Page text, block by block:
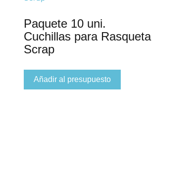
Paquete 10 uni.
Cuchillas para Rasqueta
Scrap
Añadir al presupuesto